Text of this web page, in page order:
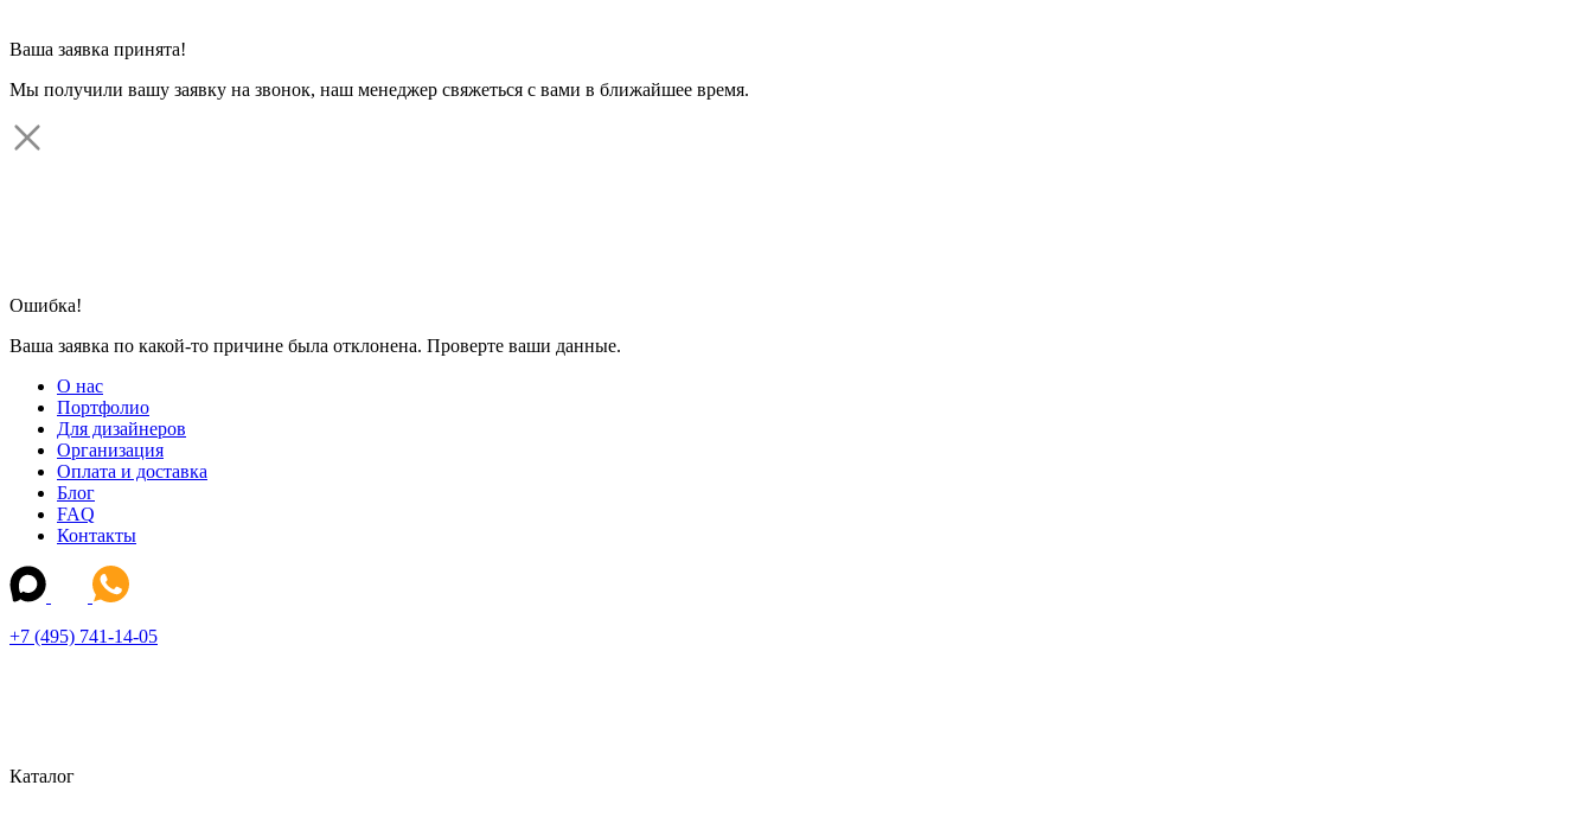
Ваша заявка принята!
Мы получили вашу заявку на звонок, наш менеджер свяжеться с вами в ближайшее время.
Ошибка!
Ваша заявка по какой-то причине была отклонена. Проверте ваши данные.
О нас
Портфолио
Для дизайнеров
Организация
Оплата и доставка
Блог
FAQ
Контакты
+7 (495) 741-14-05
Каталог